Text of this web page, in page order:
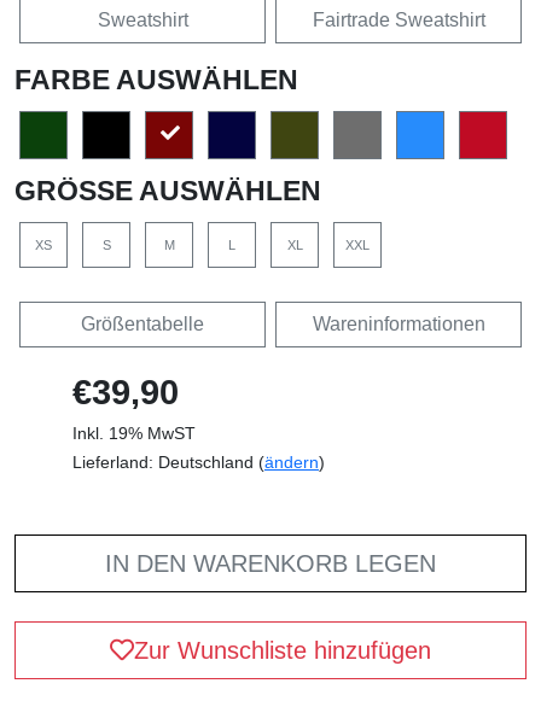
Sweatshirt Fairtrade Sweatshirt
FARBE AUSWÄHLEN
GRÖSSE AUSWÄHLEN
XS S M L XL XXL
Größentabelle Wareninformationen
€39,90
Inkl. 19% MwST
Lieferland: Deutschland (ändern)
IN DEN WARENKORB LEGEN
Zur Wunschliste hinzufügen